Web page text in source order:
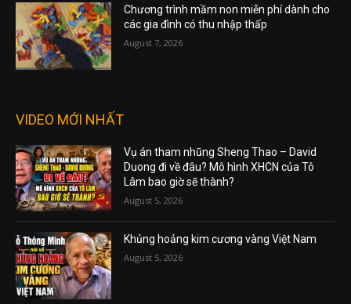
Chương trình mầm non miễn phí dành cho
các gia đình có thu nhập thấp
August 7, 2026
VIDEO MỚI NHẤT
Vụ án tham nhũng Sheng Thao – David
Duong đi về đâu? Mô hình XHCN của Tô
Lâm bao giờ sẽ thành?
August 5, 2026
Khủng hoảng kim cương vàng Việt Nam
August 5, 2026